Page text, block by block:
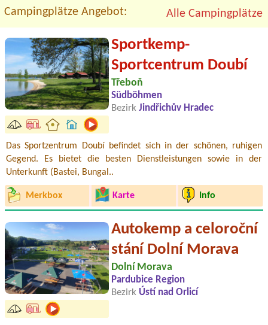
Campingplätze Angebot: Alle Campingplätze
Sportkemp-
Sportcentrum Doubí
Třeboň
Südböhmen
Bezirk Jindřichův Hradec
Das Sportzentrum Doubí befindet sich in der schönen, ruhigen
Gegend. Es bietet die besten Dienstleistungen sowie in der
Unterkunft (Bastei, Bungal..
Merkbox Karte Info
Autokemp a celoroční
stání Dolní Morava
Dolní Morava
Pardubice Region
Bezirk Ústí nad Orlicí